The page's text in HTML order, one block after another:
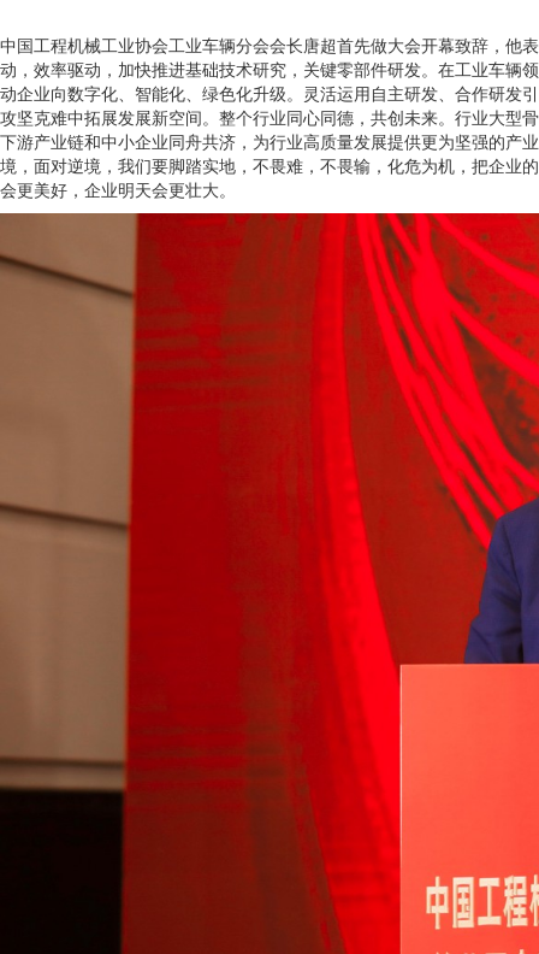
中国工程机械工业协会工业车辆分会会长唐超首先做大会开幕致辞，他
动，效率驱动，加快推进基础技术研究，关键零部件研发。在工业车辆
动企业向数字化、智能化、绿色化升级。灵活运用自主研发、合作研发
攻坚克难中拓展发展新空间。整个行业同心同德，共创未来。行业大型
下游产业链和中小企业同舟共济，为行业高质量发展提供更为坚强的产
境，面对逆境，我们要脚踏实地，不畏难，不畏输，化危为机，把企业
会更美好，企业明天会更壮大。